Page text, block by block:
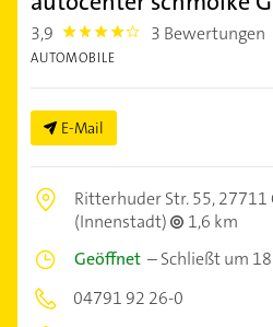
3,9 3.9 3 Bewertungen
AUTOMOBILE
E-Mail
Ritterhuder Str. 55,27711
(Innenstadt)
1,6 km
Geöffnet –Schließt um
04791 92 26-0